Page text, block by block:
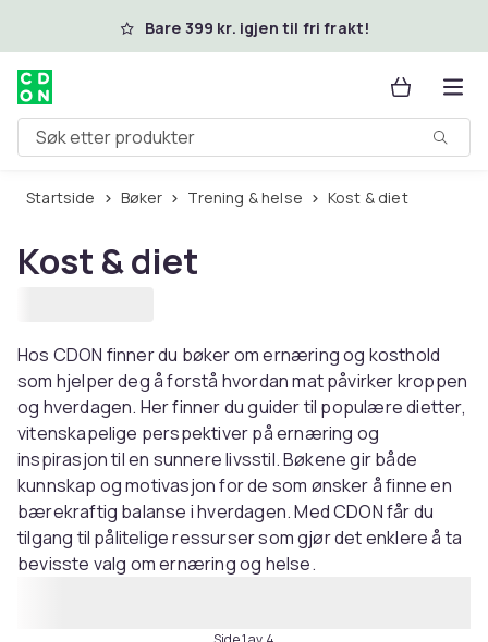
Hopp til hovedinnholdBare 399 kr. igjen til fri frakt!
Søk etter produkter
Startside Bøker Trening & helse Kost & diet
Kost & diet
Hos CDON finner du bøker om ernæring og kosthold
som hjelper deg å forstå hvordan mat påvirker kroppen
og hverdagen. Her finner du guider til populære dietter,
vitenskapelige perspektiver på ernæring og
inspirasjon til en sunnere livsstil. Bøkene gir både
kunnskap og motivasjon for de som ønsker å finne en
bærekraftig balanse i hverdagen. Med CDON får du
tilgang til pålitelige ressurser som gjør det enklere å ta
bevisste valg om ernæring og helse.